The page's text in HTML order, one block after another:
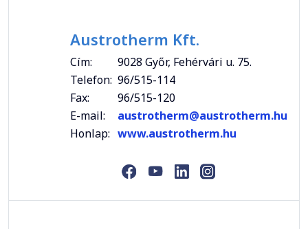
Austrotherm Kft.
Cím:
9028 Győr, Fehérvári u. 75.
Telefon: 96/515-114
Fax:
96/515-120
E-mail:
austrotherm@austrotherm.hu
Honlap: www.austrotherm.hu